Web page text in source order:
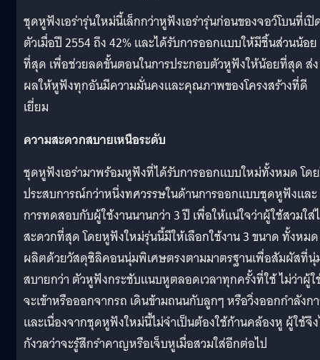
ชุดหูฟังเอร่ารุ่นใหม่นี้เล็กกว่าหูฟังเอร่ารุ่นก่อนของจอว์โบนที่เปิ
ตัวเมื่อปี 2554 ถึง 42% และได้รับการออกแบบให้มีชิ้นส่วนน้อย
ที่สุด เพื่อช่วยลดขั้นตอนในการประกอบตัวหูฟังให้น้อยที่สุด ส่ง
ผลให้หูฟังทุกอันมีความมั่นคงและคุณภาพของโครงสร้างที่ดี
เยี่ยม
ความสะดวกสบายเหนือระดับ
ชุดหูฟังเอร่ามาพร้อมหูฟังที่ได้รับการออกแบบใหม่ทั้งหมด โด
ประสบการณ์กว่าหนึ่งทศวรรษในด้านการออกแบบชุดหูฟังและ
การทดสอบกับผู้ใช้งานนานกว่า 3 ปี เพื่อให้แน่ใจว่าผู้ใช้สวมใส่
สะดวกที่สุด โดยหูฟังใหม่รุ่นนี้มีให้เลือกใช้งาน 3 ขนาด ทั้งหมด
ผลิตด้วยวัสดุซิลิคอนนุ่มพิเศษตรงตามมาตรฐานเพื่อสัมผัสที่นุ่
สบายกว่า ตัวหูฟังกระชับแนบหูตลอดเวลาทุกครั้งที่ใช้ ไม่ว่าผู้
จะเข้าหรือออกจากรถ เดินข้ามถนนกับลูกๆ หรือวิ่งออกกำลังก
และเนื่องจากชุดหูฟังใหม่นี้ไม่จำเป็นต้องใช้ก้านคล้องหู ผู้ใช้จึ
กังวลว่าจะรู้สึกรำคาญหรือเจ็บหูเมื่อสวมใส่อีกต่อไป